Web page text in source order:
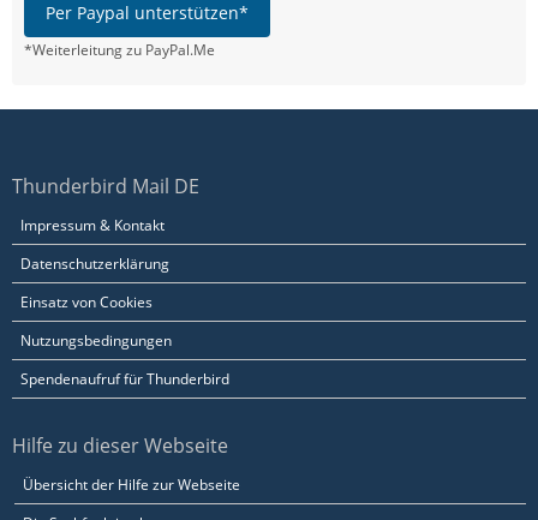
Per Paypal unterstützen*
*Weiterleitung zu PayPal.Me
Thunderbird Mail DE
Impressum & Kontakt
Datenschutzerklärung
Einsatz von Cookies
Nutzungsbedingungen
Spendenaufruf für Thunderbird
Hilfe zu dieser Webseite
Übersicht der Hilfe zur Webseite